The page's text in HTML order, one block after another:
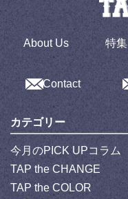
About Us 特集
Contact
カテゴリー
今月のPICK UPコラム
TAP the CHANGE
TAP the COLOR